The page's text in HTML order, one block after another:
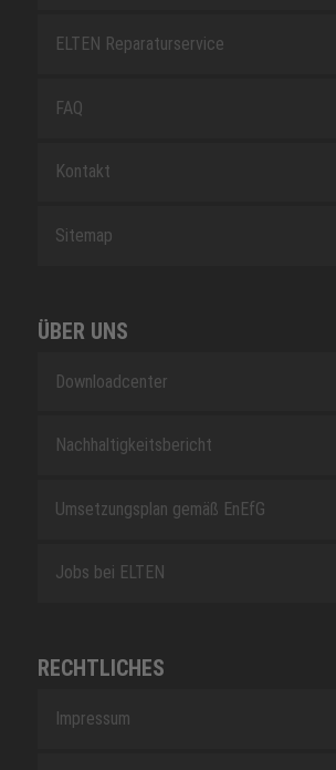
ELTEN Reparaturservice
FAQ
Kontakt
Sitemap
ÜBER UNS
Downloadcenter
Nachhaltigkeitsbericht
Umsetzungsplan gemäß EnEfG
Jobs bei ELTEN
RECHTLICHES
Impressum